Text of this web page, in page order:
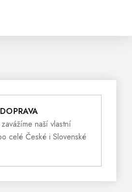
naší vlastní
celé České i Slovenské